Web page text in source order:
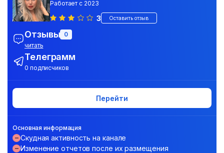
Работает с 2023
3 Оставить отзыв
Отзывы 0
читать
Телеграмм
0 подписчиков
Основная информация
Скудная активность на канале
Изменение отчетов после их размещения
Перейти